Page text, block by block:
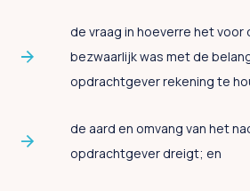
de vraag in hoeverre het voor
bezwaarlijk was met de
opdrachtgever rekening te
de aard en omvang van het
opdrachtgever dreigt; en